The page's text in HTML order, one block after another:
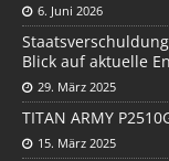
6. Juni 2026
Blick auf aktuelle
29. März 2025
TITAN ARMY
15. März 2025